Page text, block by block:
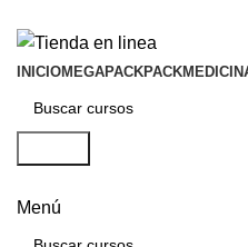
INICIOMEGAPACK
Menú